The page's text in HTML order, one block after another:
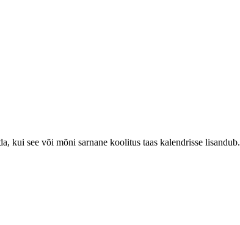
kui see või mõni sarnane koolitus taas kalendrisse lisandub.